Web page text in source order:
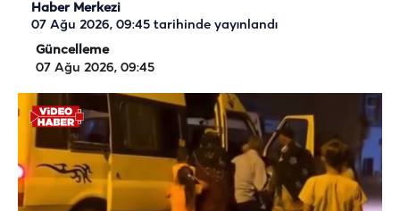
Haber Merkezi
07 Ağu 2026, 09:45 tarihinde yayınlandı
Güncelleme
07 Ağu 2026, 09:45